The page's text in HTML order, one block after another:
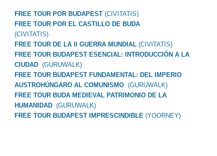
FREE TOUR POR BUDAPEST (CIVITATIS)
FREE TOUR POR EL CASTILLO DE BUDA
(CIVITATIS)
FREE TOUR DE LA II GUERRA MUNDIAL (CIVITATIS)
FREE TOUR BUDAPEST ESENCIAL: INTRODUCCIÓN A LA
CIUDAD (GURUWALK)
FREE TOUR BUDAPEST FUNDAMENTAL: DEL IMPERIO
AUSTROHÚNGARO AL COMUNISMO (GURUWALK)
FREE TOUR BUDA MEDIEVAL PATRIMONIO DE LA
HUMANIDAD (GURUWALK)
FREE TOUR BUDAPEST IMPRESCINDIBLE (YOORNEY)